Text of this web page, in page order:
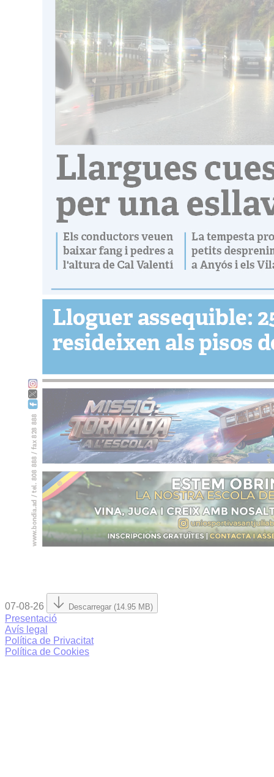
07-08-26 Descarregar (14.95 MB)
Presentació
Avís legal
Política de Privacitat
Política de Cookies